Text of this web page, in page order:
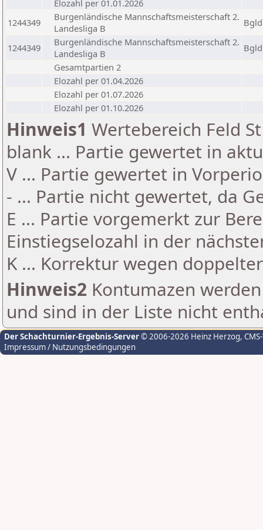
Elozahl per 01.01.2026
1244349
Burgenländische Mannschaftsmeisterschaft 2.
Landesliga B
Bgld
1244349
Burgenländische Mannschaftsmeisterschaft 2.
Landesliga B
Bgld
Gesamtpartien 2
Elozahl per 01.04.2026
Elozahl per 01.07.2026
Elozahl per 01.10.2026
Hinweis1 Wertebereich Feld
blank ... Partie gewertet in
V ... Partie gewertet in
- ... Partie nicht gewertet, da
E ... Partie vorgemerkt zur
Einstiegselozahl in der
K ... Korrektur wegen
Hinweis2 Kontumazen
und sind in der Liste nicht
Der Schachturnier-Ergebnis-Server© 2006-2026 Heinz Herzog,
Impressum / Nutzungsbedingungen